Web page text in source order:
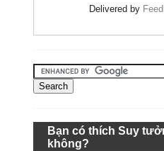
Delivered by
Bạn có thích Suy
không?